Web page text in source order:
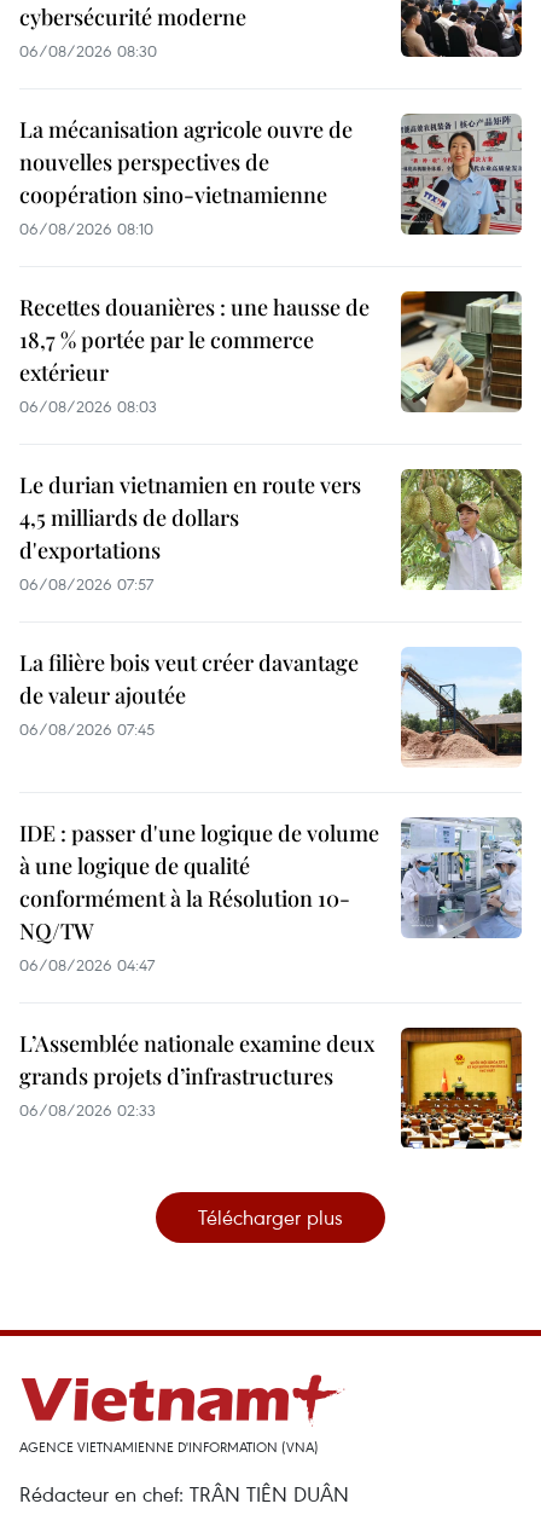
cybersécurité moderne
06/08/2026 08:30
La mécanisation agricole ouvre de
nouvelles perspectives de
coopération sino-vietnamienne
06/08/2026 08:10
Recettes douanières : une hausse de
18,7 % portée par le commerce
extérieur
06/08/2026 08:03
Le durian vietnamien en route vers
4,5 milliards de dollars
d'exportations
06/08/2026 07:57
La filière bois veut créer davantage
de valeur ajoutée
06/08/2026 07:45
IDE : passer d'une logique de volume
à une logique de qualité
conformément à la Résolution 10-
NQ/TW
06/08/2026 04:47
L’Assemblée nationale examine deux
grands projets d’infrastructures
06/08/2026 02:33
Télécharger plus
AGENCE VIETNAMIENNE D'INFORMATION (VNA)
Rédacteur en chef: TRÂN TIÊN DUÂN